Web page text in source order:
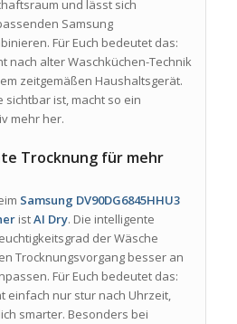
und lässt sich
Samsung
Für Euch bedeutet das:
nach alter Waschküchen-Technik
zeitgemäßen Haushaltsgerät.
sichtbar ist, macht so ein
mehr her.
Trocknung für mehr
Samsung DV90DG6845HHU3
istAI Dry. Die intelligente
der Wäsche
Trocknungsvorgang besser an
Für Euch bedeutet das:
einfach nur stur nach Uhrzeit,
smarter. Besonders bei